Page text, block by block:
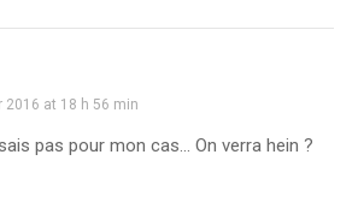
2016 at 18 h 56 min
pas pour mon cas… On verra hein ?